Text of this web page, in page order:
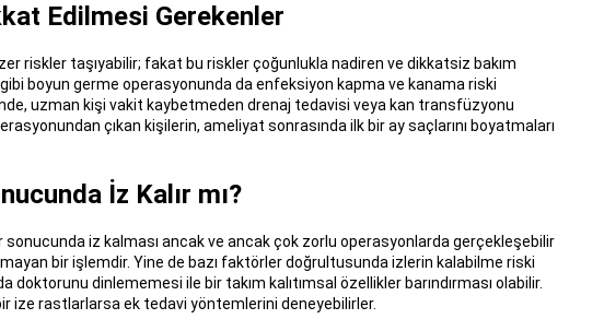
Edilmesi Gerekenler
riskler taşıyabilir; fakat bu riskler çoğunlukla nadiren ve dikkatsiz bakım
boyun germe operasyonunda da enfeksiyon kapma ve kanama riski
uzman kişi vakit kaybetmeden drenaj tedavisi veya kan transfüzyonu
çıkan kişilerin, ameliyat sonrasında ilk bir ay saçlarını boyatmaları
İz Kalır mı?
iz kalması ancak ve ancak çok zorlu operasyonlarda gerçekleşebilir
bir işlemdir. Yine de bazı faktörler doğrultusunda izlerin kalabilme riski
doktorunu dinlememesi ile bir takım kalıtımsal özellikler barındırması olabilir.
ize rastlarlarsa ek tedavi yöntemlerini deneyebilirler.